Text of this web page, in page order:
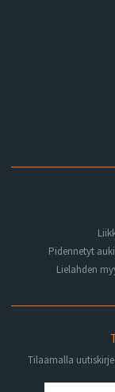
Pidennetyt
Lielahden
Tilaamalla